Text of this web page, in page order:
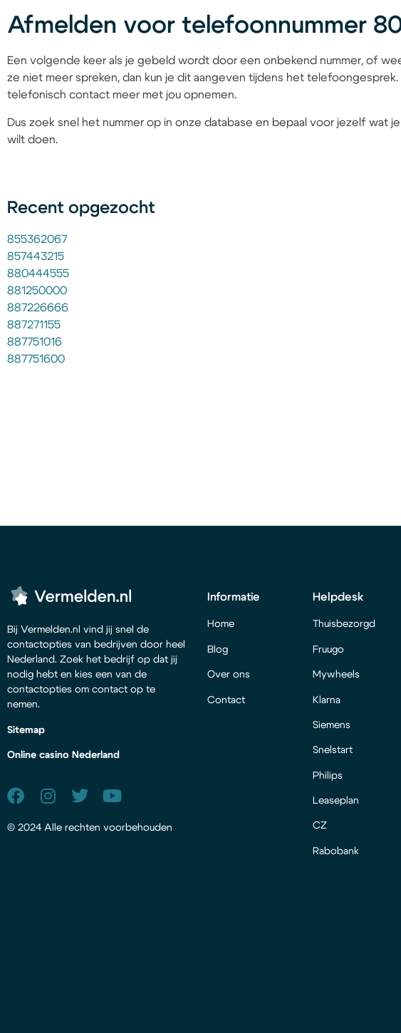
Afmelden voor telefoonnummer
Een volgende keer als je gebeld wordt door een onbekend nummer, of
ze niet meer spreken, dan kun je dit aangeven tijdens het
telefonisch contact meer met jou opnemen.
Dus zoek snel het nummer op in onze database en bepaal voor jezelf wat
wilt doen.
Recent opgezocht
855362067
857443215
880444555
881250000
887226666
887271155
887751016
887751600
Bij Vermelden.nl vind jij snel de
contactopties van bedrijven door heel
Nederland. Zoek het bedrijf op dat jij
nodig hebt en kies een van de
contactopties om contact op te
nemen.
Sitemap
Online casino Nederland
© 2024 Alle rechten voorbehouden
Informatie
Home
Blog
Over ons
Contact
Helpdesk
Thuisbezorgd
Fruugo
Mywheels
Klarna
Siemens
Snelstart
Philips
Leaseplan
CZ
Rabobank